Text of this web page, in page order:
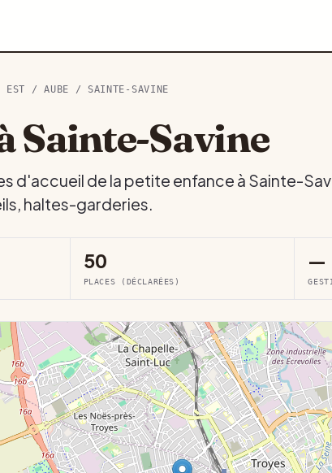
EST /AUBE / SAINTE-SAVINE
Sainte-Savine
d'accueil de la petite enfance à Sainte-
haltes-garderies.
50
PLACES (DÉCLARÉES)
—